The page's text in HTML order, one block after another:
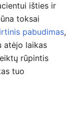
išties ir
toksai
pabudimas,
atėjo laikas
rūpintis
tuo